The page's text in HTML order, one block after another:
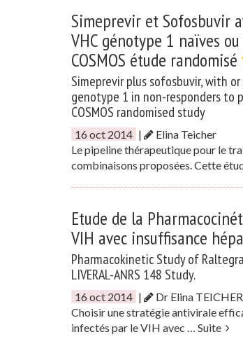
Simeprevir et Sofosbuvir
VHC génotype 1 naïves
COSMOS étude randomisé
Simeprevir plus sofosbuvir, with
genotype 1 in non-responders
COSMOS randomised study
16 oct 2014 |
Elina Teicher
Le pipeline thérapeutique pour le
combinaisons proposées. Cette
Etude de la
VIH avec insuffisance
Pharmacokinetic Study of
LIVERAL-ANRS 148 Study.
16 oct 2014 |
Dr Elina TEICHER
Choisir une stratégie antivirale
infectés par le VIH avec … Suite